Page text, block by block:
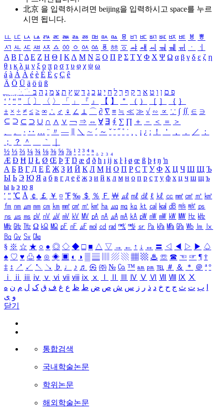
北京 을 입력하시려면 beijing을 입력하시고 space를 누르
시면 됩니다.
ㅥ ㅦ ㅧ ㅨ ㅩ ㅪ ㅫ ㅬ ㅭ ㅮ ㅯ ㅰ ㅱ ㅲ ㅳ ㅴ ㅵ ㅶ ㅷ ㅸ
ㅹ
ㅺ ㅻ ㅼ ㅽ ㅾ ㅿ ㆀ ㆁ ㆂ ㆃ ㆄ ㆅ ㆆ ㆇ ㆈ ㆉ ㆊ ㆋ ㆌ ㆍ
ㆎ
Α Β ΓΔ Ε Ζ Η Θ Ι ΚΛ Μ Ν Ξ Ο Π Ρ Σ ΤΥ Φ Χ Ψ Ω α β γ δ ε ζ η
θ ι κ λ μ ν ξ ο π ρ σ τ υ φ χ ψ ω
á à Á À é è É È ç Ç ê
Ä Ö Ü ä ö ü ß
ִֶֹ ֻּ ׁׂ פ ם ן ו ט א ר ק ף ך ל ח י ע כ ג ד ש ץ ת צ מ נ ה ב
‘ ’ “ ” 〔 〕 〈 〉 「 」 『 』 【 】 ＂ （ ） ［ ］ ｛ ｝
± × ÷ ≠ ≤ ≥ ∞ ∴ ♂ ♀ ∠ ⊥ ⌒ ∂ ∇ ≡ ≒ ≪ ≫ √ ∽ ∝ ∵ ∫ ∬ ∈ ∋
⊆ ⊇ ⊂ ⊃ ∪ ∩ ∧ ∨ ￢ ⇒ ⇔ ∀ ∃ ∮ ∑ ∏ ＋ － ＜ ＝
＞
、
。 · ‥ … ¨ 〃 ― ＼ ∼ ´ ～ ˇ ˘ ˝ ˚ ˙ ¸ ¡ ¿ ː ！ ＇ ， ． ／
：
；
？ ＾ ｀
½ ⅓ ⅔ ¼ ¾ ⅛ ⅜ ⅝ ⅞ ¹ ² ³ ⁴ ⁿ ₁ ₂ ₃ ₄
Æ Ð Ħ Ĳ Ł Ø Œ Þ Ŧ Ŋ æ đ ð ħ ı ĳ ĸ ŀ ł ø œ ß þ ŧ ŋ ŉ
А Б В Г Д Е Ё Ж З И Й К Л М Н О П Р С Т У Ф Х Ц Ч Ш Щ Ъ
Ы Ь Э Ю Я а б в г д е ё ж з и й к л м н о п р с т у ф х ц ч ш щ ъ
ы ь э ю я
′ ″ ℃ Å ￠ ￡ ￥ ¤ ℉ ‰ ＄ ％ Ｆ ￦ ㎕ ㎖ ㎗ ℓ ㎘ ㏄ ㎣ ㎤ ㎥ ㎦
㎙ ㎚ ㎛ ㎜ ㎝ ㎞ ㎟ ㎠ ㎡ ㎢ ㏊ ㎍ ㎎ ㎏ ㏏ ㎈ ㎉ ㏈ ㎧ ㎨ ㎰
㎱ ㎲ ㎳ ㎴ ㎵ ㎶ ㎷ ㎸ ㎹ ㎀ ㎁ ㎂ ㎃ ㎄ ㎺ ㎻ ㎽ ㎾ ㎿ ㎐ ㎑
㎒ ㎓ ㎔ Ω ㏀ ㏁ ㎊ ㎋ ㎌ ㏖ ㏅ ㎭ ㎮ ㎯ ㏛ ㎩ ㎪ ㎫ ㎬ ㏝ ㏐
㏓
㏃ ㏉ ㏜ ㏆
§ ※ ☆ ★ ○ ● ◎ ◇ ◆ □ ■ △ ▽ → ← ↑ ↓ ↔ 〓 ◁ ◀ ▷ ▶ ♤
♠ ♡ ♥ ♧ ♣ ⊙ ◈ ▣ ◐ ◑ ▒ ▤ ▨ ▧ ▦ ▩ ♨ ☏ ☎ ☜ ☞ ¶ †
‡ ↕ ↗ ↙ ↖ ↘ ♭ ♩ ♪ ♬ ㉿ ㈜ № ㏇ ™ ㏂ ㏘ ℡ ＃ ＆ ＊ ＠ ª º
ⅰ
ⅱ ⅲ ⅳ ⅴ ⅵ ⅶ ⅷ ⅸ ⅹ Ⅳ Ⅴ Ⅵ Ⅶ Ⅷ Ⅸ Ⅹ
ب ت ث ج ح خ د ذ ر ز س ش ص ض ط ظ ع غ ف ق ک ل م ن ه
و ی
닫기
통합검색
국내학술논문
학위논문
해외학술논문